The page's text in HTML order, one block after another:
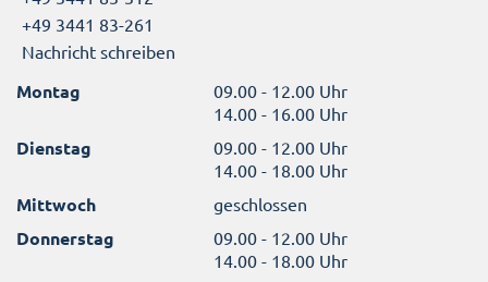
+49 3441 83-261
Nachricht schreiben
Montag
09.00 - 12.00 Uhr
14.00 - 16.00 Uhr
Dienstag
09.00 - 12.00 Uhr
14.00 - 18.00 Uhr
Mittwoch geschlossen
Donnerstag
09.00 - 12.00 Uhr
14.00 - 18.00 Uhr